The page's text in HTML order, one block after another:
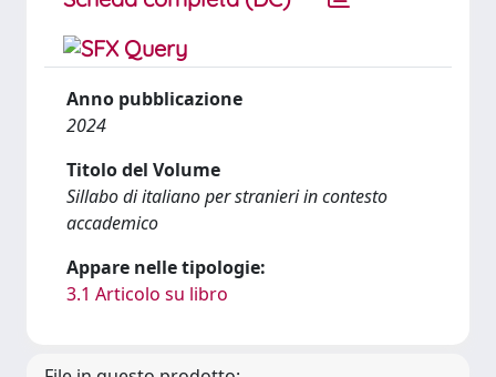
Anno pubblicazione
2024
Titolo del Volume
Sillabo di italiano per stranieri in contesto
accademico
Appare nelle tipologie:
3.1 Articolo su libro